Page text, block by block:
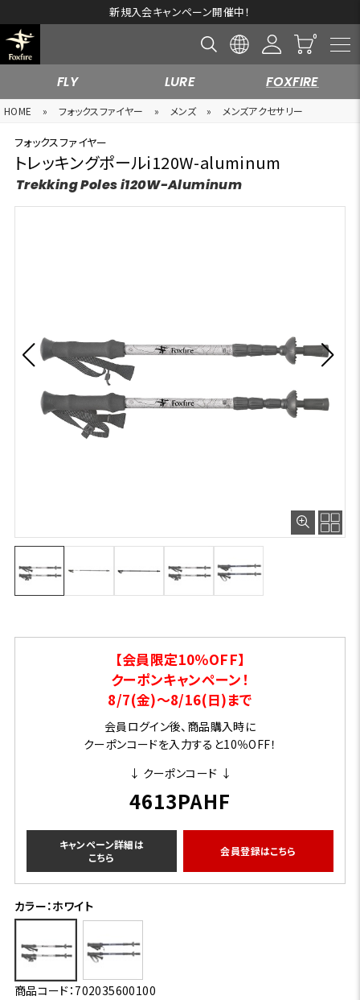
新規入会キャンペーン開催中！
FLY LURE FOXFIRE
HOME » フォックスファイヤー » メンズ » メンズアクセサリー
フォックスファイヤー
トレッキングポールi120W-aluminum
Trekking Poles i120W-Aluminum
【会員限定10％OFF】
クーポンキャンペーン！
8/7(金)～8/16(日)まで
会員ログイン後、商品購入時に
クーポンコードを入力すると10％OFF！
↓ クーポンコード ↓
4613PAHF
キャンペーン詳細は
こちら
会員登録はこちら
カラー：ホワイト
商品コード：702035600100